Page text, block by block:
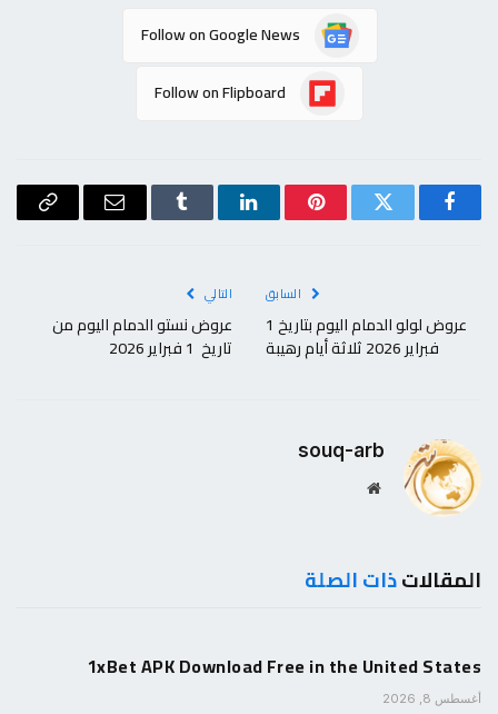
Follow on Google News
Follow on Flipboard
فيسبوكتويتر بينتيريستلينكدإن Tumblr البريد
Copy
السابق
عروض لولو الدمام اليوم بتاريخ 1
فبراير 2026 ثلاثة أيام رهيبة
التالي
عروض نستو الدمام اليوم من
تاريخ 1 فبراير 2026
souq-arb
موقع
المقالاتذات الصلة
1xBet APK Download Free in the United States
أغسطس 8, 2026